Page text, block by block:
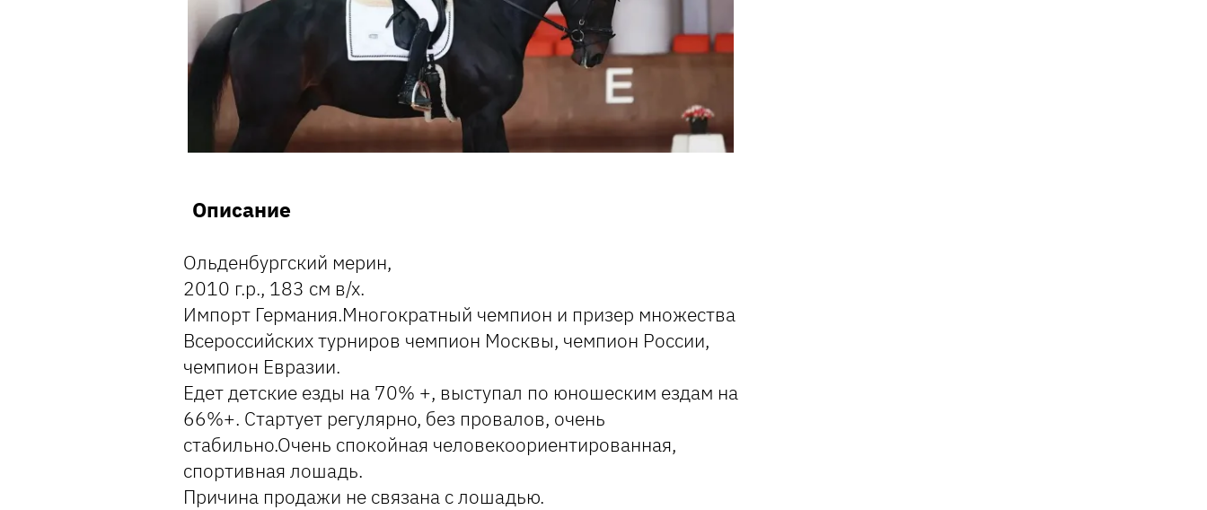
Описание
Ольденбургский мерин,
2010 г.р., 183 см в/х.
Импорт Германия.Многократный чемпион и призер множества
Всероссийских турниров чемпион Москвы, чемпион России,
чемпион Евразии.
Едет детские езды на 70% +, выступал по юношеским ездам на
66%+. Стартует регулярно, без провалов, очень
стабильно.Очень спокойная человекоориентированная,
спортивная лошадь.
Причина продажи не связана с лошадью.